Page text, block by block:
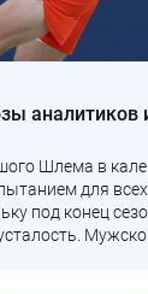
аналитиков
Шлема в
для всех
под конец